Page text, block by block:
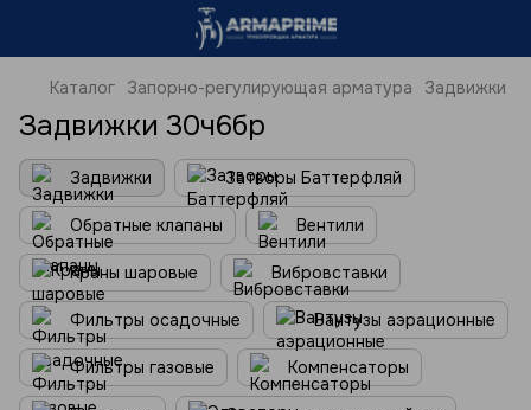
Каталог Запорно-регулирующая арматура Задвижки
Задвижки 30ч6бр
Задвижки Затворы Баттерфляй
Обратные клапаны Вентили
Краны шаровые Вибровставки
Фильтры осадочные Вантузы аэрационные
Фильтры газовые Компенсаторы